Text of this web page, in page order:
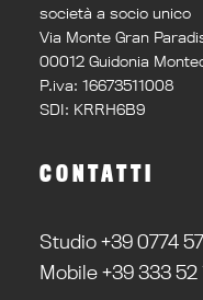
società a socio unico
Via Monte Gran
00012 Guidonia
P.iva: 16673511008
SDI: KRRH6B9
CONTATTI
Studio +39 0774
Mobile +39 333 52